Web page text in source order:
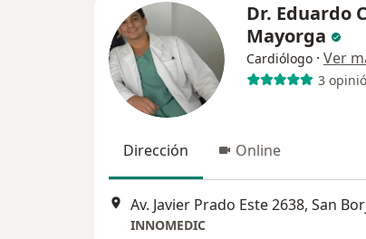
Dr. Eduardo
Mayorga
Cardiólogo · Ver
3
Dirección Online
Av. Javier Prado Este 2638, San
INNOMEDIC